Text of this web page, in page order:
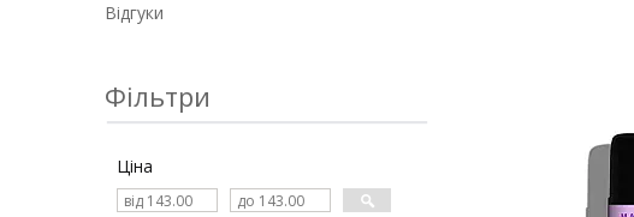
Відгуки
Фільтри
Ціна